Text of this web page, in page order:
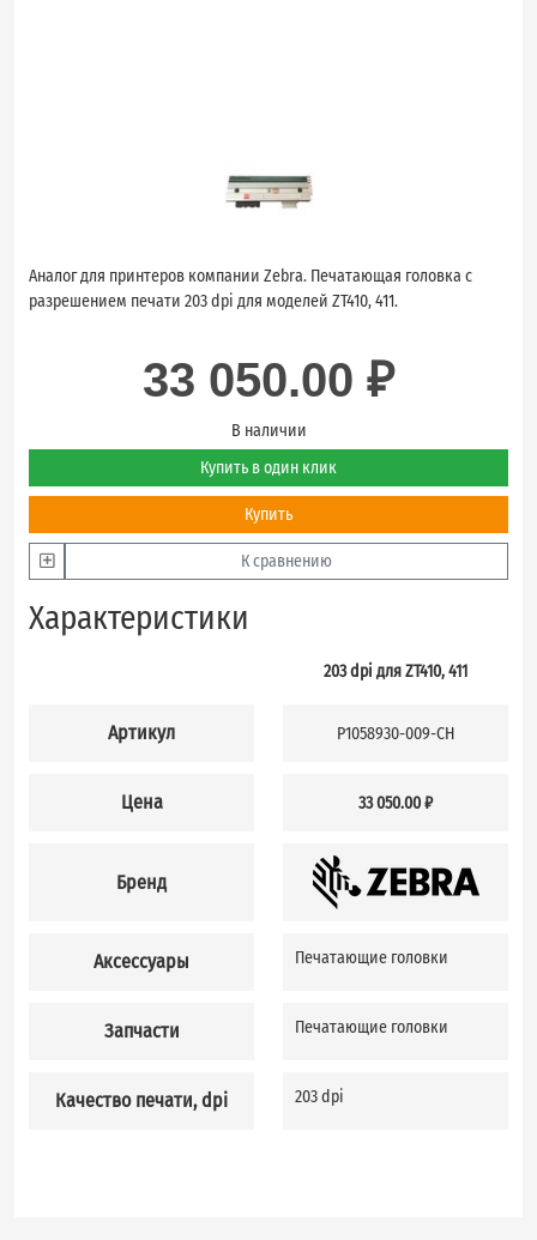
Аналог для принтеров компании Zebra. Печатающая головка с
разрешением печати 203 dpi для моделей ZT410, 411.
33 050.00 ₽
В наличии
Купить в один клик
Купить
К сравнению
Характеристики
Артикул
Цена
Бренд
Аксессуары
Запчасти
Качество печати, dpi
203 dpi для ZT410, 411
P1058930-009-CH
33 050.00 ₽
Печатающие головки
Печатающие головки
203 dpi